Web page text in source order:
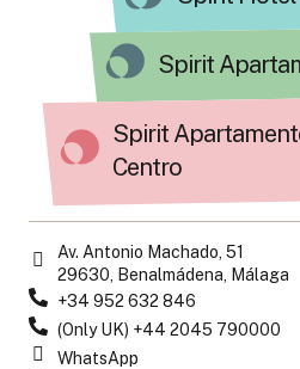
Spirit
Spirit
Centro
Av. Antonio Machado, 51
29630, Benalmádena, Málaga
+34 952 632 846
(Only UK) +44 2045 790000
WhatsApp